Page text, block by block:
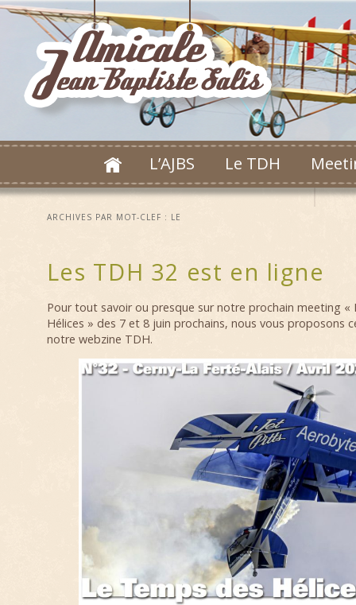
L’AJBS Le TDH
ARCHIVES PAR MOT-CLEF : LE
Les TDH 32 est en ligne
Pour tout savoir ou presque sur notre prochain meeting «
Hélices » des 7 et 8 juin prochains, nous vous proposons
notre webzine TDH.